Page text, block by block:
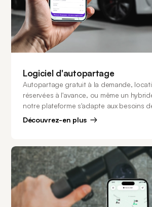
Logiciel d'autopartage
Autopartage gratuit à la demande,
réservées à l'avance, ou même un
notre plateforme s'adapte aux besoins
entreprise et offre une supériorité
rapport à la concurrence.
Découvrez-en plus